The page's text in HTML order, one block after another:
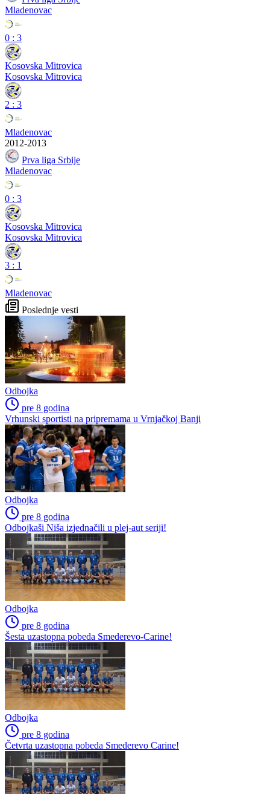
Mladenovac
0 : 3
Kosovska Mitrovica
Kosovska Mitrovica
2 : 3
Mladenovac
2012-2013
Prva liga Srbije
Mladenovac
0 : 3
Kosovska Mitrovica
Kosovska Mitrovica
3 : 1
Mladenovac
Poslednje vesti
Odbojka
pre 8 godina
Vrhunski sportisti na pripremama u Vrnjačkoj Banji
Odbojka
pre 8 godina
Odbojkaši Niša izjednačili u plej-aut seriji!
Odbojka
pre 8 godina
Šesta uzastopna pobeda Smederevo-Carine!
Odbojka
pre 8 godina
Četvrta uzastopna pobeda Smederevo Carine!